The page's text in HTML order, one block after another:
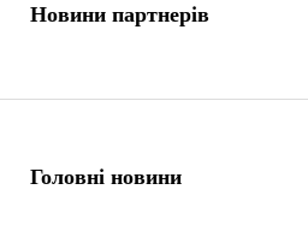
Головні новини
Новини партнерів